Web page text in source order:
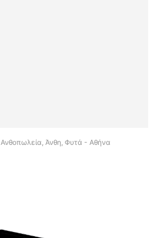
Ανθοπωλεία, Άνθη, Φυτά - Αθήνα